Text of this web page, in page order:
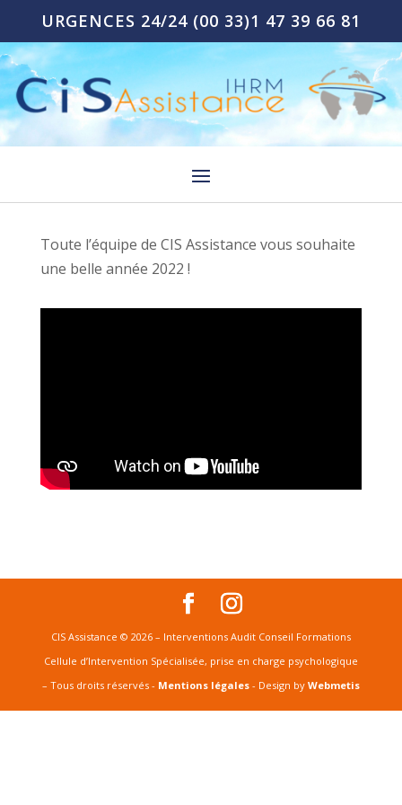
URGENCES 24/24 (00 33)1 47 39 66 81
Toute l’équipe de CIS Assistance vous souhaite
une belle année 2022 !
CIS Assistance © 2026 – Interventions Audit Conseil Formations
Cellule d’Intervention Spécialisée, prise en charge psychologique
– Tous droits réservés - Mentions légales- Design by Webmetis